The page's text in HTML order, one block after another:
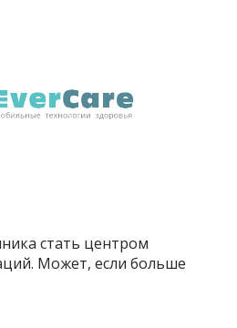
стать центром
Может, если больше